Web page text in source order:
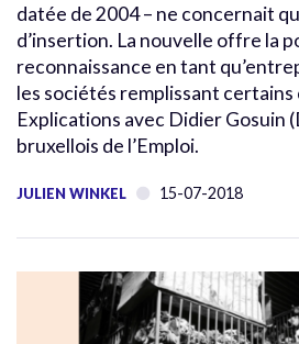
datée de 2004 – ne concernait
d’insertion. La nouvelle offre la
reconnaissance en tant
les sociétés remplissant
Explications avec Didier Gosuin
bruxellois de l’Emploi.
JULIEN WINKEL 15-07-2018